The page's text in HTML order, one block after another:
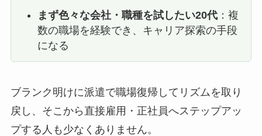
まず色々な会社・職種を試したい20代：複
数の職場を経験でき、キャリア探索の手段
になる
ブランク明けに派遣で職場復帰してリズムを取り
戻し、そこから直接雇用・正社員へステップアッ
プする人も少なくありません。